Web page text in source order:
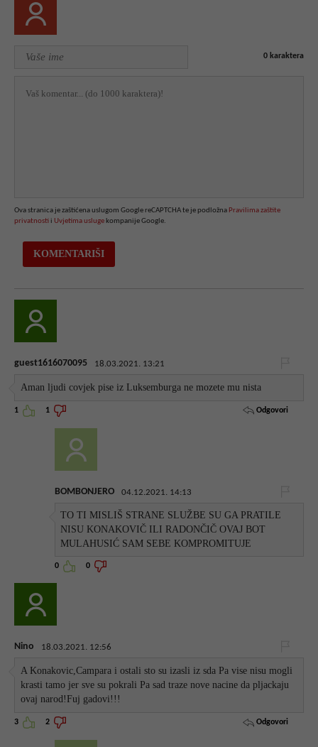
0 karaktera
Ova stranica je zaštićena uslugom Google reCAPTCHA te je podložna Pravilima zaštite
privatnosti i Uvjetima usluge kompanije Google.
guest1616070095 18.03.2021. 13:21
Aman ljudi covjek pise iz Luksemburga ne mozete mu nista
1 1 Odgovori
BOMBONJERO 04.12.2021. 14:13
TO TI MISLIŠ STRANE SLUŽBE SU GA PRATILE
NISU KONAKOVIČ ILI RADONČIČ OVAJ BOT
MULAHUSIĆ SAM SEBE KOMPROMITUJE
0 0
Nino 18.03.2021. 12:56
A Konakovic,Campara i ostali sto su izasli iz sda Pa vise nisu mogli
krasti tamo jer sve su pokrali Pa sad traze nove nacine da pljackaju
ovaj narod!Fuj gadovi!!!
3 2 Odgovori